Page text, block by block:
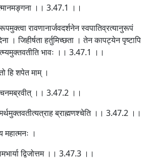
।। 3.47.1 ।।
रावणानार्जवदर्शनेन स्वपातिव्रत्यानुरूपं
। जिहीर्षता हर्तुमिच्छता । तेन कापट्येन पृष्टापि
भावः ।। 3.47.1 ।।
हि शपेत माम् ।
वचनमब्रवीत् ।। 3.47.2 ।।
ब्राह्मणश्चेति ।। 3.47.2 ।।
।
द्विजोत्तम ।। 3.47.3 ।।